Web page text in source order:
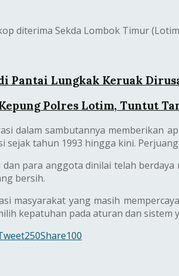
diterima Sekda Lombok Timur
Pantai Lungkak Keruak
Polres Lotim, Tuntut
dalam sambutannya memberikan
sejak tahun 1993 hingga kini.
para anggota dinilai telah
bersih.
masyarakat yang masih
kepatuhan pada aturan dan sistem
250Share100